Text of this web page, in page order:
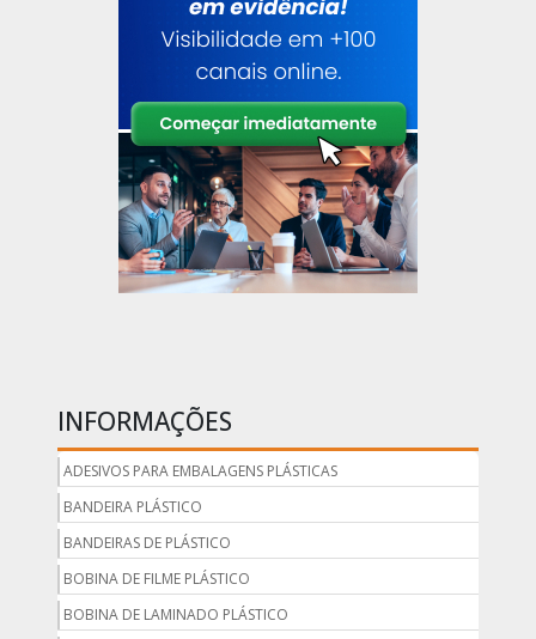
INFORMAÇÕES
ADESIVOS PARA EMBALAGENS PLÁSTICAS
BANDEIRA PLÁSTICO
BANDEIRAS DE PLÁSTICO
BOBINA DE FILME PLÁSTICO
BOBINA DE LAMINADO PLÁSTICO